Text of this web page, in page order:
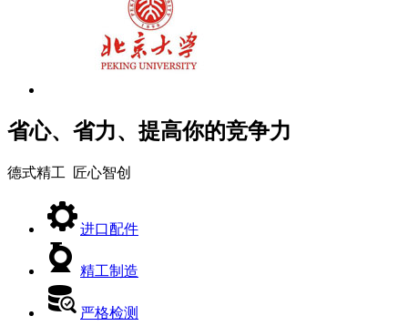
省心、省力、提高你的竞争力
德式精工 匠心智创
进口配件
精工制造
严格检测